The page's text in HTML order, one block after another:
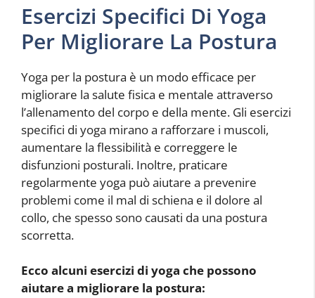
Esercizi Specifici Di Yoga
Per Migliorare La Postura
Yoga per la postura è un modo efficace per
migliorare la salute fisica e mentale attraverso
l’allenamento del corpo e della mente. Gli esercizi
specifici di yoga mirano a rafforzare i muscoli,
aumentare la flessibilità e correggere le
disfunzioni posturali. Inoltre, praticare
regolarmente yoga può aiutare a prevenire
problemi come il mal di schiena e il dolore al
collo, che spesso sono causati da una postura
scorretta.
Ecco alcuni esercizi di yoga che possono
aiutare a migliorare la postura: